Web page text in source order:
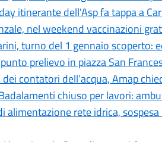
itinerante dell'Asp fa tappa a
nel weekend vaccinazioni
turno del 1 gennaio scoperto:
prelievo in piazza San
contatori dell’acqua, Amap
chiuso per lavori:
alimentazione rete idrica,